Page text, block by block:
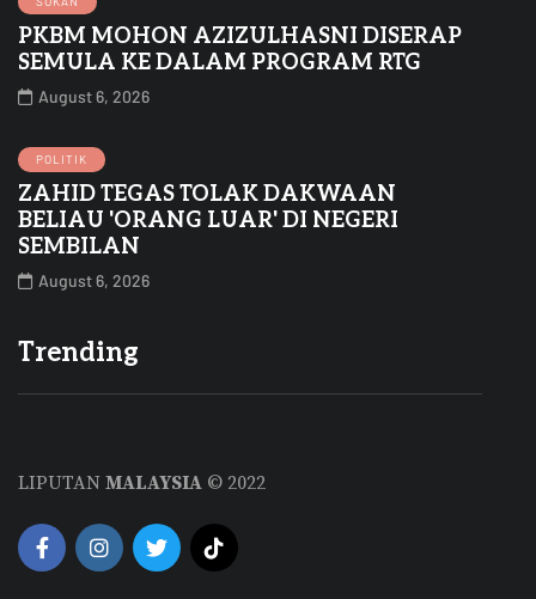
PKBM MOHON AZIZULHASNI DISERAP
SEMULA KE DALAM PROGRAM RTG
August 6, 2026
POLITIK
ZAHID TEGAS TOLAK DAKWAAN
BELIAU 'ORANG LUAR' DI NEGERI
SEMBILAN
August 6, 2026
Trending
LIPUTAN MALAYSIA © 2022